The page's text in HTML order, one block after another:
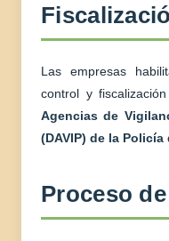
Las empresas
control y
Agencias de
(DAVIP) de la
Proceso